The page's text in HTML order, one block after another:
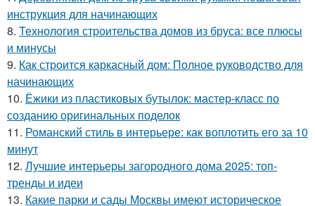
инструкция для начинающих
8. Технология строительства домов из бруса: все плюсы
и минусы
9. Как строится каркасный дом: Полное руководство для
начинающих
10. Ёжики из пластиковых бутылок: мастер-класс по
созданию оригинальных поделок
11. Романский стиль в интерьере: как воплотить его за 10
минут
12. Лучшие интерьеры загородного дома 2025: топ-
тренды и идеи
13. Какие парки и сады Москвы имеют историческое